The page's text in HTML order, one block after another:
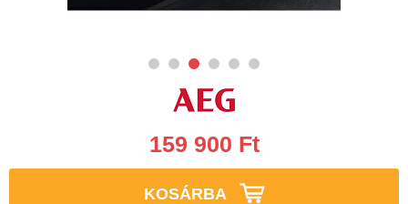
159 900 Ft
KOSÁRBA